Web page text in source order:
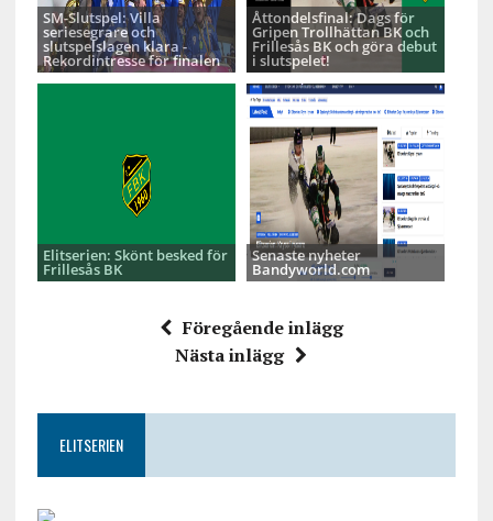
SM-Slutspel: Villa
seriesegrare och
slutspelslagen klara -
Rekordintresse för finalen
Åttondelsfinal: Dags för
Gripen Trollhättan BK och
Frillesås BK och göra debut
i slutspelet!
Elitserien: Skönt besked för
Frillesås BK
Senaste nyheter
Bandyworld.com
Föregående inlägg
Nästa inlägg
ELITSERIEN